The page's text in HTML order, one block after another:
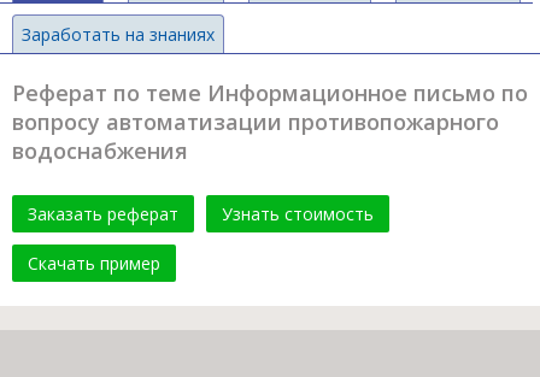
Заработать на знаниях
Реферат по теме Информационное письмо по
вопросу автоматизации противопожарного
водоснабжения
Заказать реферат Узнать стоимость
Скачать пример